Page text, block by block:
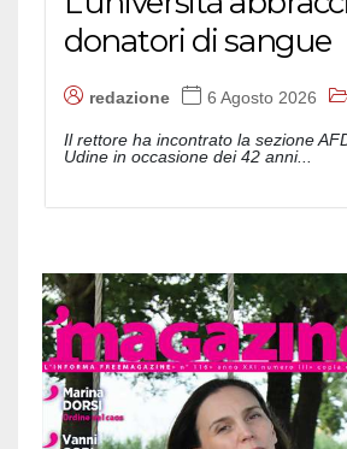
donatori di sangue
redazione 6 Agosto 2026
Il rettore ha incontrato la sezione
Udine in occasione dei 42 anni...